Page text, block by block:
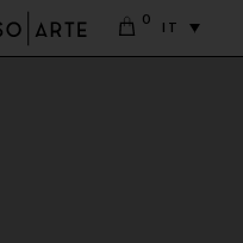
0
IT